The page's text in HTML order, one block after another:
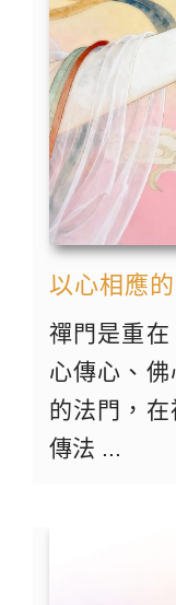
以心相應
禪門是重
心傳心、佛
的法門，在
傳法 ...